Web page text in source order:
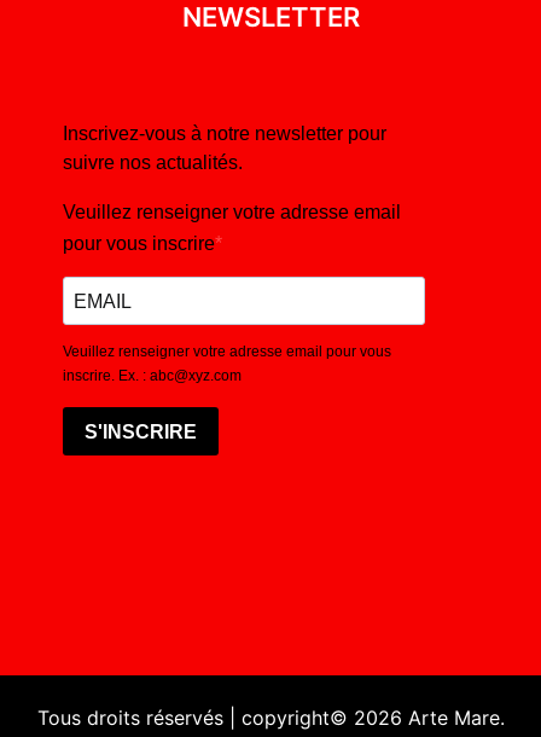
NEWSLETTER
Inscrivez-vous à notre newsletter pour
suivre nos actualités.
Veuillez renseigner votre adresse email
pour vous inscrire
Veuillez renseigner votre adresse email pour vous
inscrire. Ex. : abc@xyz.com
S'INSCRIRE
Tous droits réservés | copyright© 2026 Arte Mare.